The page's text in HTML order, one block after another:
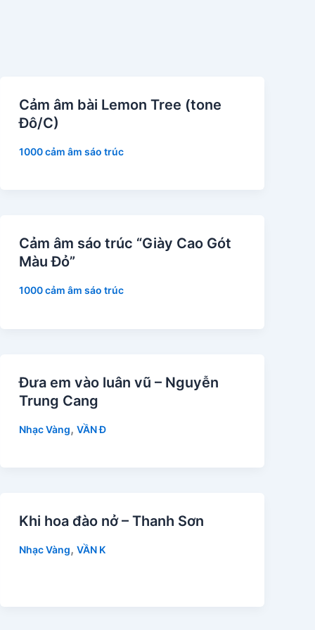
Cảm âm bài Lemon Tree (tone
Đô/C)
1000 cảm âm sáo trúc
Cảm âm sáo trúc “Giày Cao Gót
Màu Đỏ”
1000 cảm âm sáo trúc
Đưa em vào luân vũ – Nguyễn
Trung Cang
Nhạc Vàng, VẦN Đ
Khi hoa đào nở – Thanh Sơn
Nhạc Vàng, VẦN K